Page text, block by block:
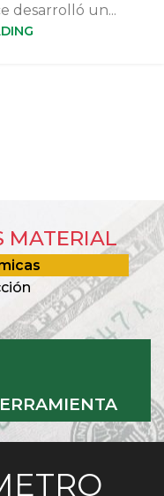
desarrolló un...
MATERIAL